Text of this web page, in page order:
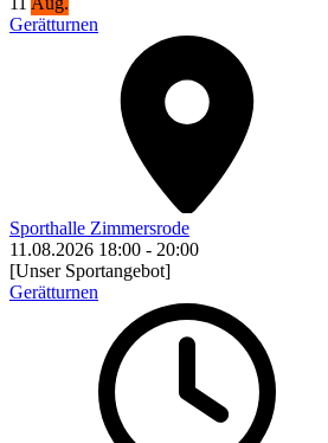
Gerätturnen
Sporthalle Zimmersrode
11.08.2026 18:00 - 20:00
[Unser Sportangebot]
Gerätturnen